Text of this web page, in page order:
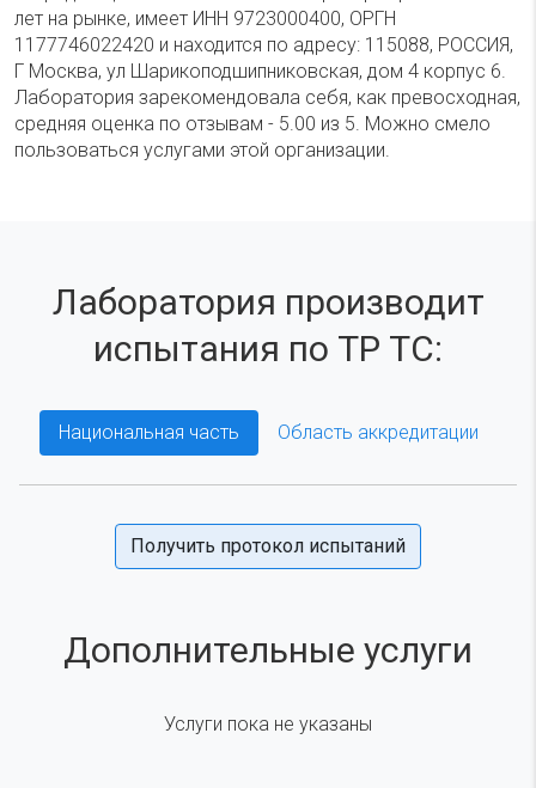
лет на рынке, имеет ИНН 9723000400, ОРГН
1177746022420 и находится по адресу: 115088, РОССИЯ,
Г Москва, ул Шарикоподшипниковская, дом 4 корпус 6.
Лаборатория зарекомендовала себя, как превосходная,
средняя оценка по отзывам - 5.00 из 5. Можно смело
пользоваться услугами этой организации.
Лаборатория производит
испытания по ТР ТС:
Национальная часть Область аккредитации
Получить протокол испытаний
Дополнительные услуги
Услуги пока не указаны